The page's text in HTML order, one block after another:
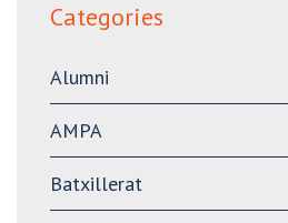
Categories
Alumni
AMPA
Batxillerat